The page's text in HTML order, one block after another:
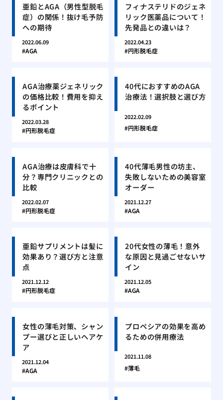
亜鉛とAGA（男性型脱毛
症）の関係！抜け毛予防
への期待
2022.06.09
AGA
フィナステリドのジェネ
リック医薬品について！
先発品との違いは？
2022.04.23
円形脱毛症
AGA治療薬ジェネリック
の価格比較！費用を抑え
るポイント
2022.03.28
円形脱毛症
40代におすすめのAGA
治療法！選択肢と選び方
2022.02.09
円形脱毛症
AGA治療は皮膚科で十
分？専門クリニックとの
比較
2022.02.07
円形脱毛症
40代薄毛男性の坊主、
失敗しないための美容室
オーダー
2021.12.27
AGA
亜鉛サプリメントは髪に
効果あり？選び方と注意
点
2021.12.12
円形脱毛症
20代女性の薄毛！意外
な原因と見過ごせないサ
イン
2021.12.05
AGA
女性の薄毛対策、シャン
プー選びと正しいヘアケ
ア
2021.12.04
AGA
プロペシアの効果を高め
るための併用療法
2021.11.08
薄毛